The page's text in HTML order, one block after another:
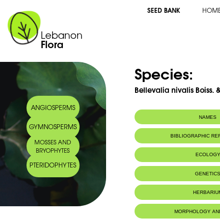
Lebanon
Flora
SEED BANK
ANGIOSPERMS
GYMNOSPERMS
MOSSES AND
BRYOPHYTES
PTERIDOPHYTES
Species:
Bellevalia nivalis Boiss.
NAMES
Common name: Bellevalie des
Arabic name: بلفلية الثلوج
BIBLIOGRAPHIC
ECOLOGY
The east
Habitat :
Terrains
la floraison.
MORPHOLOGY